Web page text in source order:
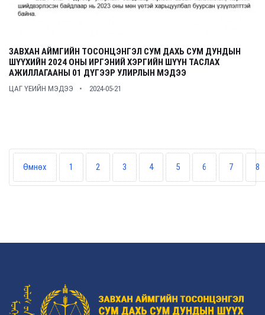
ЗАВХАН АЙМГИЙН ТОСОНЦЭНГЭЛ СУМ ДАХЬ СУМ ДУНДЫН
ШҮҮХИЙН 2024 ОНЫ ИРГЭНИЙ ХЭРГИЙН ШҮҮН ТАСЛАХ
АЖИЛЛАГААНЫ 01 ДҮГЭЭР УЛИРЛЫН МЭДЭЭ
ЦАГ ҮЕИЙН МЭДЭЭ 2024-05-21
Өмнөх 1 2 3 4 5 6 7 8